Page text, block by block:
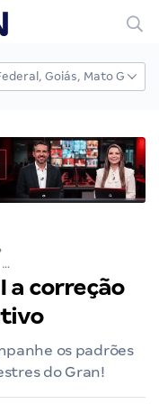
a correção
os padrões
do Gran!